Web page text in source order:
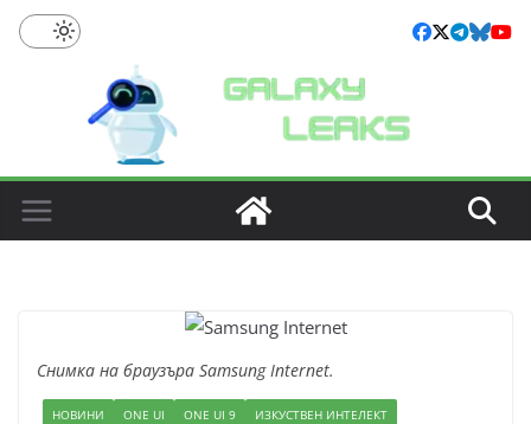
Skip
Снимка на браузъра Samsung Internet.
НОВИНИ ONE UI ONE UI 9 ИЗКУСТВЕН ИНТЕЛЕКТ